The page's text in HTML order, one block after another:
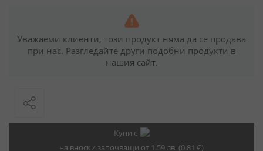
Уважаеми клиенти, този продукт няма да се продава
при нас. Разгледайте други подобни продукти в
нашия сайт.
Купи с
на вноски започващи от 1.59 лв. (0.81 €)